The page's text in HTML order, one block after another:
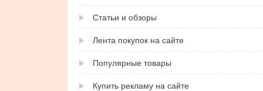
Статьи и обзоры
Лента покупок на сайте
Популярные товары
Купить рекламу на сайте